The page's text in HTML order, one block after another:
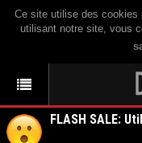
Ce site utilise des cookies
utilisant notre site, vous
FLASH SALE: